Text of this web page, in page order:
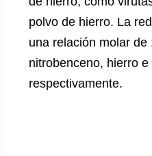
polvo de hierro. La
una relación molar de
nitrobenceno, hierro
respectivamente.